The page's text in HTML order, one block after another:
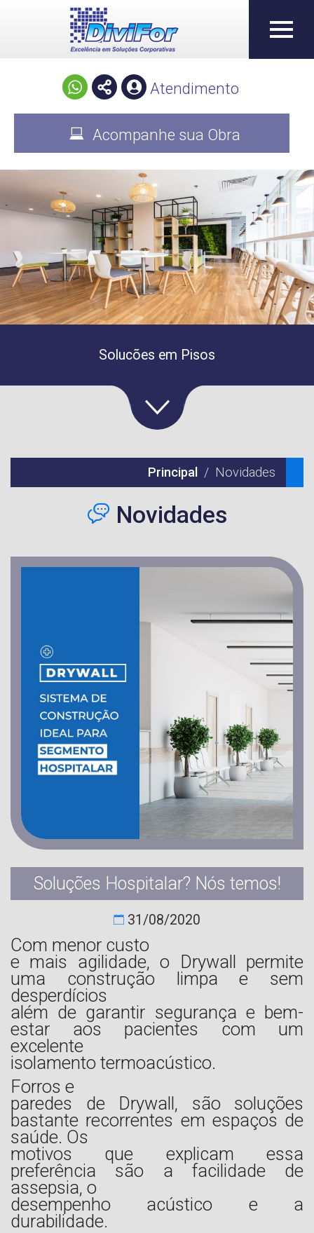
Atendimento
Acompanhe sua Obra
Solucões em Pisos
Principal Novidades
Novidades
Soluções Hospitalar? Nós temos!
31/08/2020
Com menor custo
e mais agilidade, o Drywall permite
uma construção limpa e sem
desperdícios
além de garantir segurança e bem-
estar aos pacientes com um
excelente
isolamento termoacústico.
Forros e
paredes de Drywall, são soluções
bastante recorrentes em espaços de
saúde. Os
motivos que explicam essa
preferência são a facilidade de
assepsia, o
desempenho acústico e a
durabilidade.